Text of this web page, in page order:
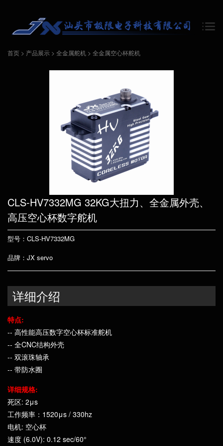
首页 > 产品展示 > 全金属舵机 > 全金属空心杯舵机
CLS-HV7332MG 32KG大扭力、全金属外壳、
高压空心杯数字舵机
型号：CLS-HV7332MG
品牌：JX servo
详细介绍
特点:
-- 高性能高压数字空心杯标准舵机
-- 全CNC结构外壳
-- 双滚珠轴承
-- 带防水圈
详细规格:
死区: 2μs
工作频率：1520μs / 330hz
电机: 空心杯
速度 (6.0V): 0.12 sec/60°